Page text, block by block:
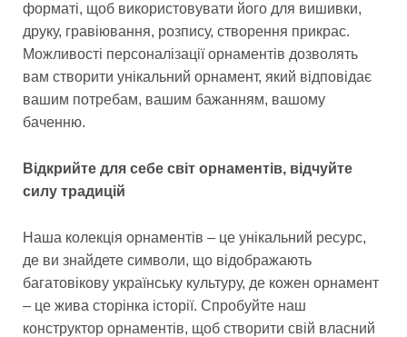
форматі, щоб використовувати його для вишивки,
друку, гравіювання, розпису, створення прикрас.
Можливості персоналізації орнаментів дозволять
вам створити унікальний орнамент, який відповідає
вашим потребам, вашим бажанням, вашому
баченню.
Відкрийте для себе світ орнаментів, відчуйте
силу традицій
Наша колекція орнаментів – це унікальний ресурс,
де ви знайдете символи, що відображають
багатовікову українську культуру, де кожен орнамент
– це жива сторінка історії. Спробуйте наш
конструктор орнаментів, щоб створити свій власний